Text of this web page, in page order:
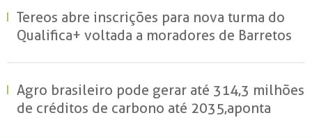
Tereos abre inscrições para nova turma do
Qualifica+ voltada a moradores de Barretos
Agro brasileiro pode gerar até 314,3 milhões
de créditos de carbono até 2035, aponta